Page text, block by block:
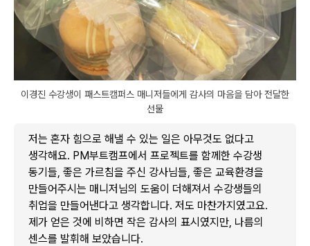
이경진 수강생이 패스트캠퍼스 매니저들에게 감사의 마음을 담아 전달한
선물
저는 혼자 힘으로 해낼 수 있는 일은 아무것도 없다고
생각해요. PM부트캠프에서 프로젝트를 함께한 수강생
동기들, 좋은 가르침을 주신 강사님들, 좋은 교육환경을
만들어주시는 매니저님의 도움이 더해져서 수강생들의
취업을 만들어낸다고 생각합니다. 저도 마찬가지였고요.
제가 얻은 것에 비하면 작은 감사의 표시였지만, 나름의
센스를 발휘해 보았습니다.